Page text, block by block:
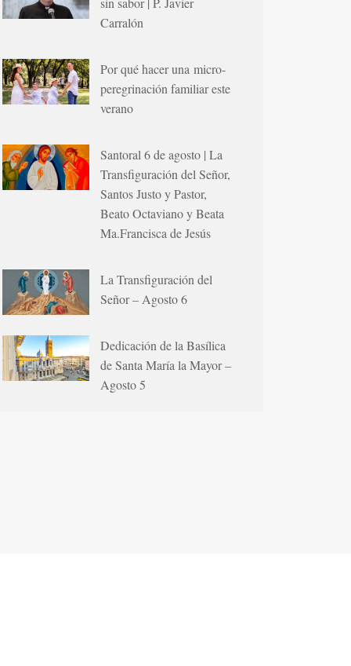
Carralón
Por qué hacer una micro-
peregrinación familiar este
verano
Santoral 6 de agosto | La
Transfiguración del Señor,
Santos Justo y Pastor,
Beato Octaviano y Beata
Ma.Francisca de Jesús
La Transfiguración del
Señor – Agosto 6
Dedicación de la Basílica
de Santa María la Mayor –
Agosto 5